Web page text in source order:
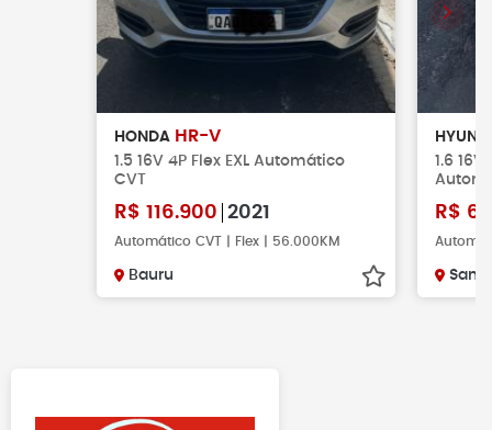
HONDA HR-V
1.5 16V 4P Flex EXL Automático
CVT
R$ 116.900 2021
Automático CVT | Flex | 56.000KM
Bauru
1.6
R$